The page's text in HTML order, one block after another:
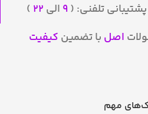
تلفنی: ( ۹ الی ۲۲ )
اصل با تضمین کیفیت
مهم